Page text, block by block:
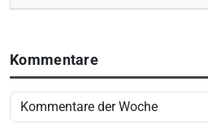
Kommentare